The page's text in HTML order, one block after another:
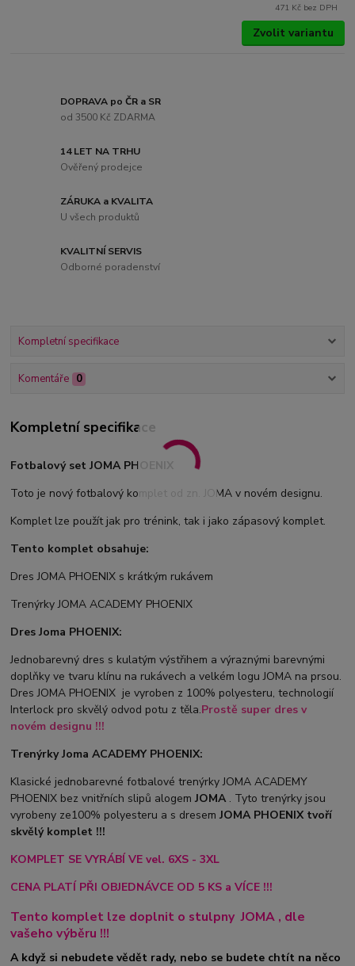
471 Kč bez DPH
Zvolit variantu
DOPRAVA po ČR a SR
od 3500 Kč ZDARMA
14 LET NA TRHU
Ověřený prodejce
ZÁRUKA a KVALITA
U všech produktů
KVALITNÍ SERVIS
Odborné poradenství
Kompletní specifikace
Komentáře 0
Kompletní specifikace
Fotbalový set JOMA PHOENIX
Toto je nový fotbalový komplet od zn. JOMA v novém designu.
Komplet lze použít jak pro trénink, tak i jako zápasový komplet.
Tento komplet obsahuje:
Dres JOMA PHOENIX s krátkým rukávem
Trenýrky JOMA ACADEMY PHOENIX
Dres Joma PHOENIX:
Jednobarevný dres s kulatým výstřihem a výraznými barevnými
doplňky ve tvaru klínu na rukávech a velkém logu JOMA na prsou.
Dres JOMA PHOENIX je vyroben z 100% polyesteru, technologií
Interlock pro skvělý odvod potu z těla.Prostě super dres v
novém designu !!!
Trenýrky Joma ACADEMY PHOENIX:
Klasické jednobarevné fotbalové trenýrky JOMA ACADEMY
PHOENIX bez vnitřních slipů alogem JOMA . Tyto trenýrky jsou
vyrobeny ze100% polyesteru a s dresemJOMA PHOENIX tvoří
skvělý komplet !!!
KOMPLET SE VYRÁBÍ VE vel. 6XS - 3XL
CENA PLATÍ PŘI OBJEDNÁVCE OD 5 KS a VÍCE !!!
Tento komplet lze doplnit o stulpny JOMA , dle
vašeho výběru !!!
A když si nebudete vědět rady, nebo se budete chtít na něco